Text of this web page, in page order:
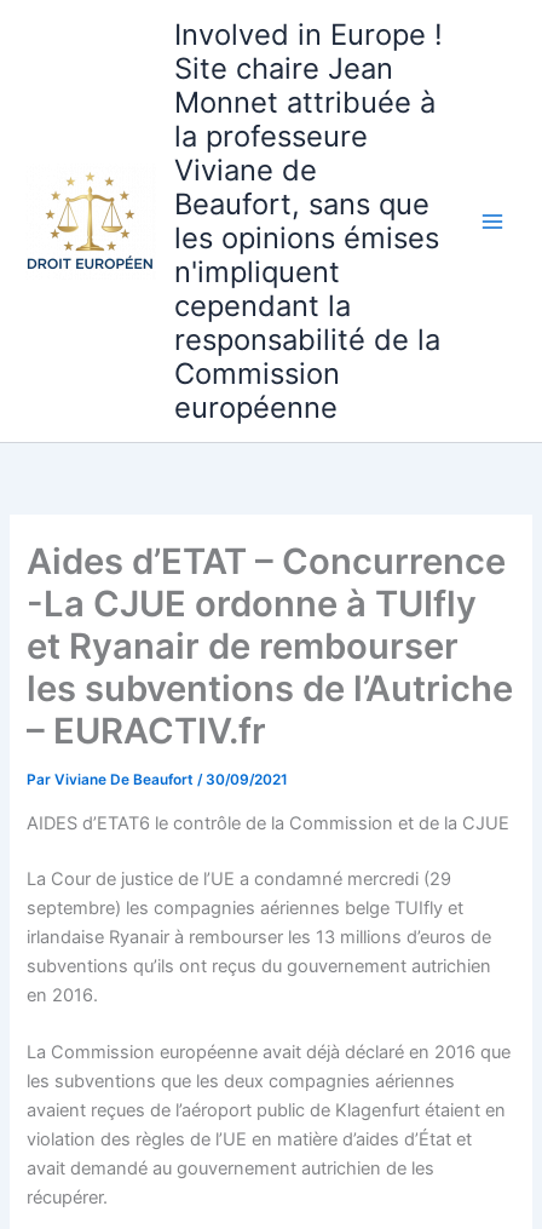
Involved in Europe !
Site chaire Jean
Monnet attribuée à
la professeure
Viviane de
Beaufort, sans que
les opinions émises
n'impliquent
cependant la
responsabilité de la
Commission
européenne
Aides d’ETAT – Concurrence
-La CJUE ordonne à TUIfly
et Ryanair de rembourser
les subventions de l’Autriche
– EURACTIV.fr
ParViviane De Beaufort/30/09/2021
AIDES d’ETAT6 le contrôle de la Commission et de la CJUE
La Cour de justice de l’UE a condamné mercredi (29
septembre) les compagnies aériennes belge TUIfly et
irlandaise Ryanair à rembourser les 13 millions d’euros de
subventions qu’ils ont reçus du gouvernement autrichien
en 2016.
La Commission européenne avait déjà déclaré en 2016 que
les subventions que les deux compagnies aériennes
avaient reçues de l’aéroport public de Klagenfurt étaient en
violation des règles de l’UE en matière d’aides d’État et
avait demandé au gouvernement autrichien de les
récupérer.